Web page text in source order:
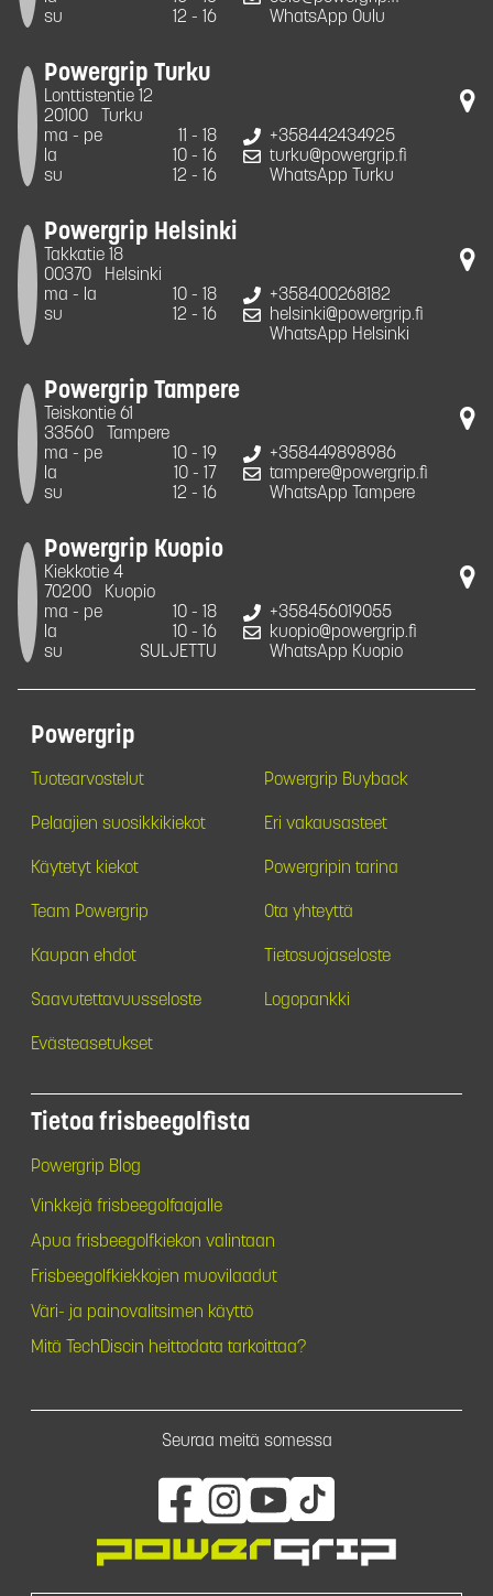
su
12 - 16
WhatsApp Oulu
Powergrip Turku
Lonttistentie 12
20100
Turku
ma - pe
11 - 18
la
10 - 16
su
12 - 16
+358442434925
turku@powergrip.fi
WhatsApp Turku
Powergrip Helsinki
Takkatie 18
00370
Helsinki
ma - la
10 - 18
su
12 - 16
+358400268182
helsinki@powergrip.fi
WhatsApp Helsinki
Powergrip Tampere
Teiskontie 61
33560
Tampere
ma - pe
10 - 19
la
10 - 17
su
12 - 16
+358449898986
tampere@powergrip.fi
WhatsApp Tampere
Powergrip Kuopio
Kiekkotie 4
70200
Kuopio
ma - pe
10 - 18
la
10 - 16
su
SULJETTU
+358456019055
kuopio@powergrip.fi
WhatsApp Kuopio
Powergrip
Tuotearvostelut Powergrip Buyback
Pelaajien suosikkikiekot Eri vakausasteet
Käytetyt kiekot Powergripin tarina
Team Powergrip Ota yhteyttä
Kaupan ehdot Tietosuojaseloste
Saavutettavuusseloste Logopankki
Evästeasetukset
Tietoa frisbeegolfista
Powergrip Blog
Vinkkejä frisbeegolfaajalle
Apua frisbeegolfkiekon valintaan
Frisbeegolfkiekkojen muovilaadut
Väri- ja painovalitsimen käyttö
Mitä TechDiscin heittodata tarkoittaa?
Seuraa meitä somessa